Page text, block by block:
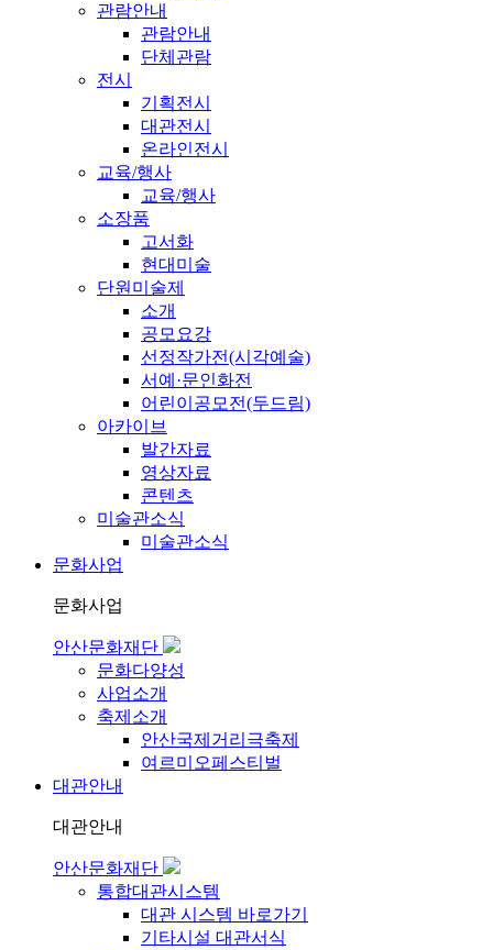
관람안내
관람안내
단체관람
전시
기획전시
대관전시
온라인전시
교육/행사
교육/행사
소장품
고서화
현대미술
단원미술제
소개
공모요강
선정작가전(시각예술)
서예·문인화전
어린이공모전(두드림)
아카이브
발간자료
영상자료
콘텐츠
미술관소식
미술관소식
문화사업
문화사업
안산문화재단
문화다양성
사업소개
축제소개
안산국제거리극축제
여르미오페스티벌
대관안내
대관안내
안산문화재단
통합대관시스템
대관 시스템 바로가기
기타시설 대관서식